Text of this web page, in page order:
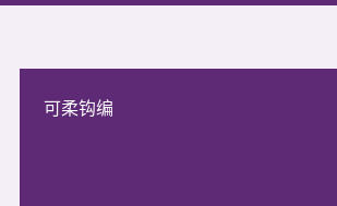
可柔钩编